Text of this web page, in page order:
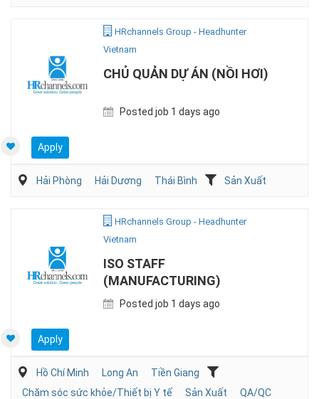
HRchannels Group - Headhunter
Vietnam
CHỦ QUẢN DỰ ÁN (NỒI HƠI)
Posted job 1 days ago
Apply
Hải Phòng Hải Dương Thái Bình Sản Xuất
HRchannels Group - Headhunter
Vietnam
ISO STAFF
(MANUFACTURING)
Posted job 1 days ago
Apply
Hồ Chí Minh Long An
Tiền Giang
Chăm sóc sức khỏe/Thiết bị Y tế
Sản Xuất QA/QC